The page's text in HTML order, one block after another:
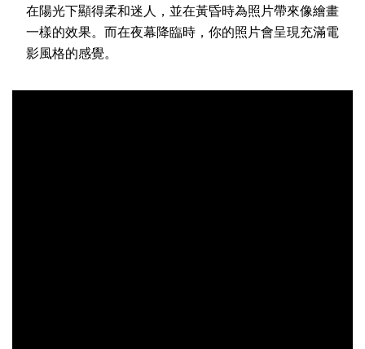
在陽光下顯得柔和迷人，並在黃昏時為照片帶來像繪畫
一樣的效果。而在夜幕降臨時，你的照片會呈現充滿電
影風格的感覺。